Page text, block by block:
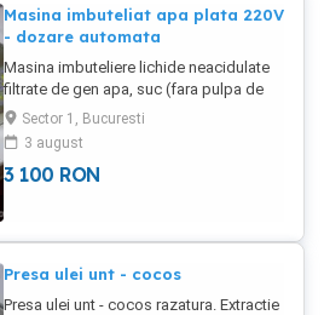
Masina imbuteliat apa plata 220V
- dozare automata
Masina imbuteliere lichide neacidulate
filtrate de gen apa, suc (fara pulpa de
fructe), ulei. Se poate lucra in regim
continuu (masina dozeaza/ imbuteliaza
automat dupa calibrare cu timp de
pauza reglat pentru a avea timp sa se
pedala - comandand umplerea la
cererea utilizatorului. Alimentare 220V.
Putere instalata 30W. Consum mic de
energie elctrica, dimensiuni mici, masina
Sector 1, Bucuresti
3 august
3 100 RON
Presa ulei unt - cocos
Presa ulei unt - cocos razatura. Extractie